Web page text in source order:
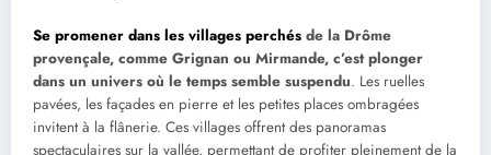
Se promener dans les villages perchés de la Drôme
provençale, comme Grignan ou Mirmande, c’est plonger
dans un univers où le temps semble suspendu. Les ruelles
pavées, les façades en pierre et les petites places ombragées
invitent à la flânerie. Ces villages offrent des panoramas
spectaculaires sur la vallée, permettant de profiter pleinement de la